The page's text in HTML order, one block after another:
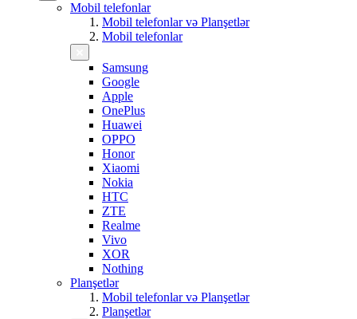
Mobil telefonlar
Mobil telefonlar və Planşetlər
Mobil telefonlar
Samsung
Google
Apple
OnePlus
Huawei
OPPO
Honor
Xiaomi
Nokia
HTC
ZTE
Realme
Vivo
XOR
Nothing
Planşetlər
Mobil telefonlar və Planşetlər
Planşetlər